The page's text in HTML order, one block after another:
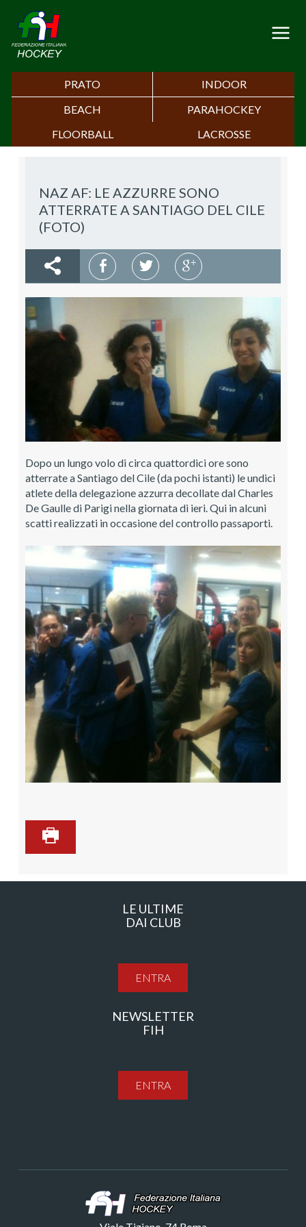
PRATO
INDOOR
BEACH
PARAHOCKEY
FLOORBALL
LACROSSE
NAZ AF: LE AZZURRE SONO
ATTERRATE A SANTIAGO DEL CILE
(FOTO)
Dopo un lungo volo di circa quattordici ore sono
atterrate a Santiago del Cile (da pochi istanti) le undici
atlete della delegazione azzurra decollate dal Charles
De Gaulle di Parigi nella giornata di ieri. Qui in alcuni
scatti realizzati in occasione del controllo passaporti.
LE ULTIME
DAI CLUB
ENTRA
NEWSLETTER
FIH
ENTRA